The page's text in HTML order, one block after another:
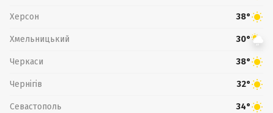
Херсон 38°
Хмельницький 30°
Черкаси 38°
Чернігів 32°
Севастополь 34°